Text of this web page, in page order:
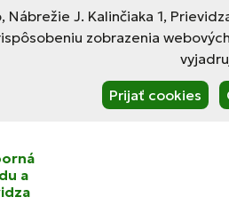
J. Kalinčiaka 1,
zobrazenia
Prijať cookies
a